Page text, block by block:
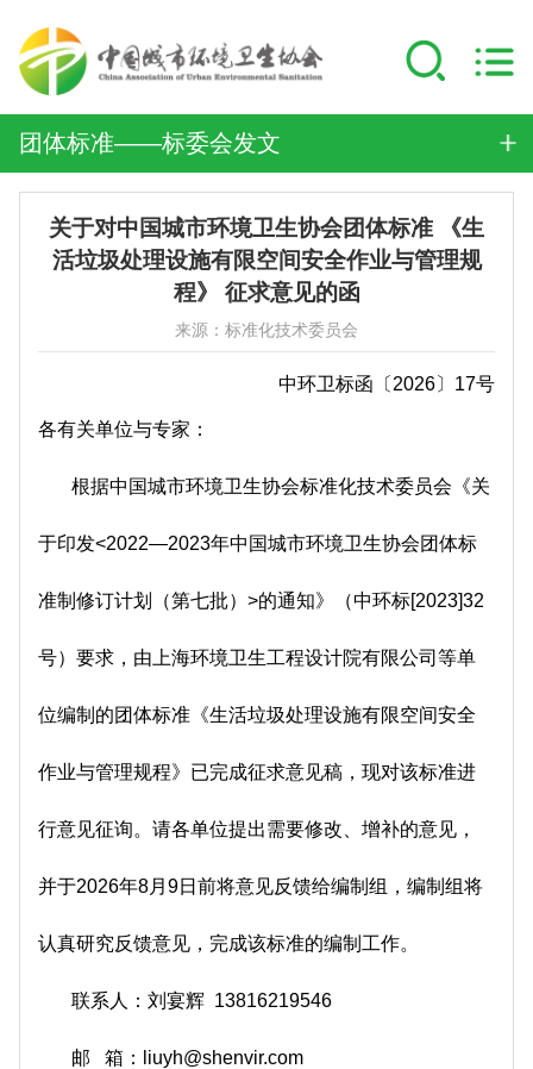
团体标准——标委会发文
关于对中国城市环境卫生协会团体标准 《生
活垃圾处理设施有限空间安全作业与管理规
程》 征求意见的函
来源：标准化技术委员会
中环卫标函〔2026〕17号
各有关单位与专家：
根据中国城市环境卫生协会标准化技术委员会《关
于印发<2022—2023年中国城市环境卫生协会团体标
准制修订计划（第七批）>的通知》（中环标[2023]32
号）要求，由上海环境卫生工程设计院有限公司等单
位编制的团体标准《生活垃圾处理设施有限空间安全
作业与管理规程》已完成征求意见稿，现对该标准进
行意见征询。请各单位提出需要修改、增补的意见，
并于2026年8月9日前将意见反馈给编制组，编制组将
认真研究反馈意见，完成该标准的编制工作。
联系人：刘宴辉 13816219546
邮 箱：liuyh@shenvir.com